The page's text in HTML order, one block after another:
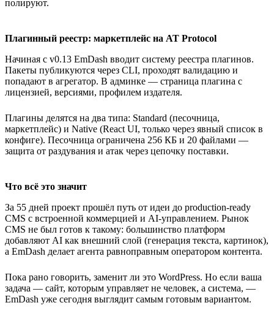
полируют.
Плагинный реестр: маркетплейс на AT Protocol
Начиная с v0.13 EmDash вводит систему реестра плагинов.
Пакеты публикуются через CLI, проходят валидацию и
попадают в агрегатор. В админке — страница плагина с
лицензией, версиями, профилем издателя.
Плагины делятся на два типа: Standard (песочница,
маркетплейс) и Native (React UI, только через явный список в
конфиге). Песочница ограничена 256 КБ и 20 файлами —
защита от раздувания и атак через цепочку поставки.
Что всё это значит
За 55 дней проект прошёл путь от идеи до production-ready
CMS с встроенной коммерцией и AI-управлением. Рынок
CMS не был готов к такому: большинство платформ
добавляют AI как внешний слой (генерация текста, картинок),
а EmDash делает агента равноправным оператором контента.
Пока рано говорить, заменит ли это WordPress. Но если ваша
задача — сайт, которым управляет не человек, а система, —
EmDash уже сегодня выглядит самым готовым вариантом.